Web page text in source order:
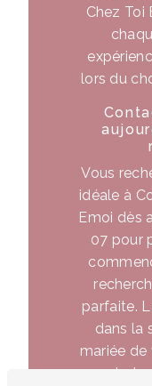
Chez Toi
lors du
Vous
idéale à
Emoi dès
07 pour
parfaite.
dans la
mariée